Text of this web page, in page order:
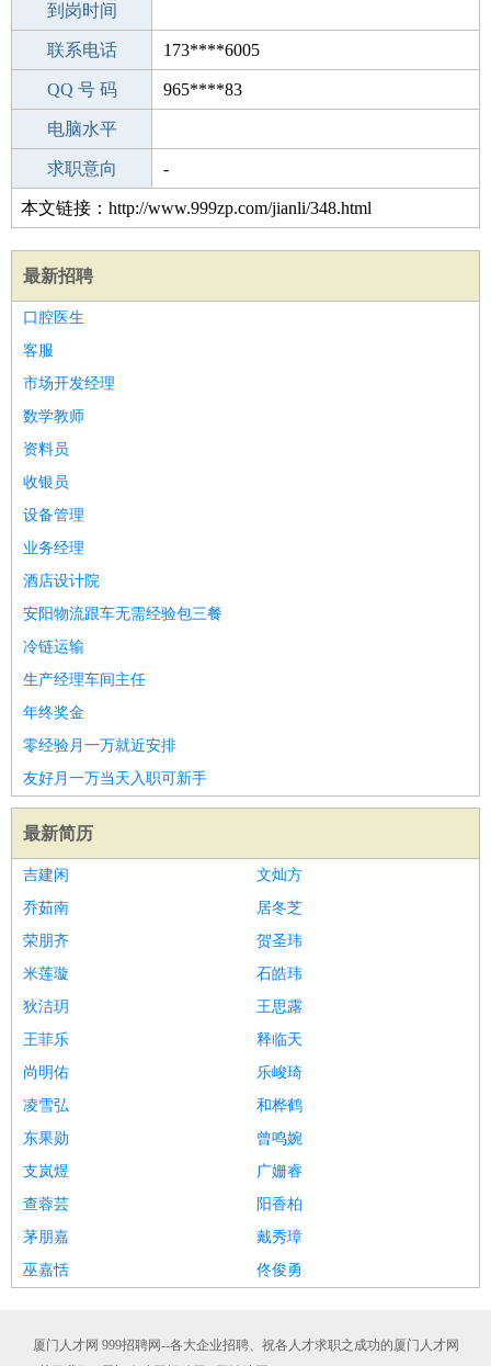
驾 照
到岗时间
期望月薪
联系电话 173****6005
手机号码 173****6005
QQ 号 码 965****83
微信号码
电脑水平
外语水平
求职意向 -
本文链接：http://www.999zp.com/jianli/348.html
最新招聘
口腔医生
客服
市场开发经理
数学教师
资料员
收银员
设备管理
业务经理
酒店设计院
安阳物流跟车无需经验包三餐
冷链运输
生产经理车间主任
年终奖金
零经验月一万就近安排
友好月一万当天入职可新手
最新简历
吉建闲
文灿方
乔茹南
居冬芝
荣朋齐
贺圣玮
米莲璇
石皓玮
狄洁玥
王思露
王菲乐
释临天
尚明佑
乐峻琦
凌雪弘
和桦鹤
东果勋
曾鸣婉
支岚煜
广姗睿
查蓉芸
阳香柏
茅朋嘉
戴秀璋
巫嘉恬
佟俊勇
厦门人才网 999招聘网--各大企业招聘、祝各人才求职之成功的厦门人才网